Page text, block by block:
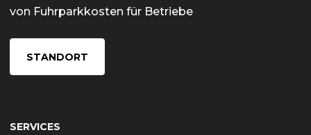
von Fuhrparkkosten für Betriebe
STANDORT
SERVICES